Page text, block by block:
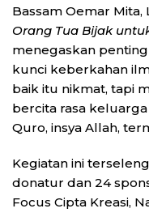
Bassam Oemar Mita,
Orang Tua Bijak
menegaskan
kunci keberkahan
baik itu nikmat, tapi
bercita rasa
Quro, insya Allah,
Kegiatan ini
donatur dan 24
Focus Cipta Kreasi,